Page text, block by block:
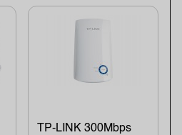
TP-LINK 300Mbps